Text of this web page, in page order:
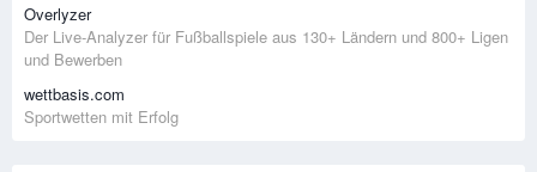
Overlyzer
Der Live-Analyzer für Fußballspiele aus 130+ Ländern und 800+ Ligen
und Bewerben
wettbasis.com
Sportwetten mit Erfolg